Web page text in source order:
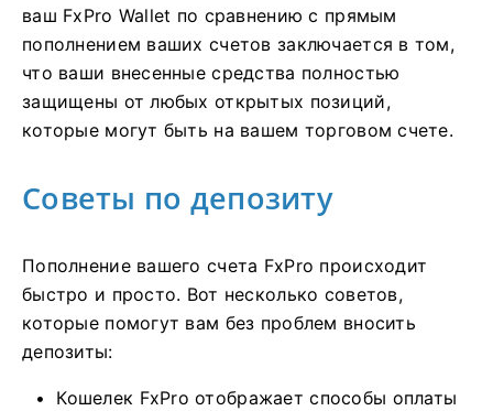
ваш FxPro Wallet по сравнению с прямым
пополнением ваших счетов заключается в том,
что ваши внесенные средства полностью
защищены от любых открытых позиций,
которые могут быть на вашем торговом счете.
Советы по депозиту
Пополнение вашего счета FxPro происходит
быстро и просто. Вот несколько советов,
которые помогут вам без проблем вносить
депозиты:
Кошелек FxPro отображает способы оплаты